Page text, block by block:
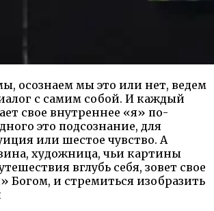
осознаем мы это или нет, ведем
с самим собой. И каждый
свое внутреннее «я» по-
это подсознание, для
или шестое чувство. А
художница, чьи картины
вглубь себя, зовет свое
Богом, и стремиться изобразить